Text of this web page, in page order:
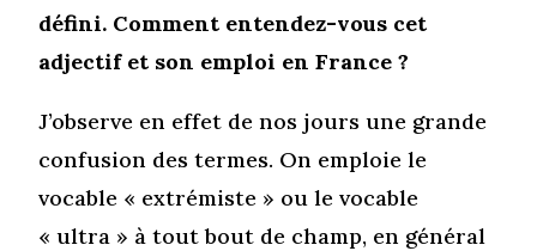
défini. Comment entendez-vous cet
adjectif et son emploi en France ?
J’observe en effet de nos jours une grande
confusion des termes. On emploie le
vocable « extrémiste » ou le vocable
« ultra » à tout bout de champ, en général